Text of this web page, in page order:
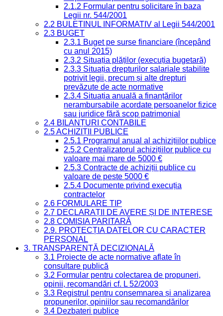
2.1.2 Formular pentru solicitare în baza
Legii nr. 544/2001
2.2 BULETINUL INFORMATIV al Legii 544/2001
2.3 BUGET
2.3.1 Buget pe surse financiare (începând
cu anul 2015)
2.3.2 Situația plăților (execuția bugetară)
2.3.3 Situația drepturilor salariale stabilite
potrivit legii, precum și alte drepturi
prevăzute de acte normative
2.3.4 Situația anuală a finanțărilor
nerambursabile acordate persoanelor fizice
sau juridice fără scop patrimonial
2.4 BILANȚURI CONTABILE
2.5 ACHIZIȚII PUBLICE
2.5.1 Programul anual al achizițiilor publice
2.5.2 Centralizatorul achizițiilor publice cu
valoare mai mare de 5000 €
2.5.3 Contracte de achiziții publice cu
valoare de peste 5000 €
2.5.4 Documente privind execuția
contractelor
2.6 FORMULARE TIP
2.7 DECLARAȚII DE AVERE ȘI DE INTERESE
2.8 COMISIA PARITARĂ
2.9. PROTECȚIA DATELOR CU CARACTER
PERSONAL
3. TRANSPARENȚĂ DECIZIONALĂ
3.1 Proiecte de acte normative aflate în
consultare publică
3.2 Formular pentru colectarea de propuneri,
opinii, recomandări cf. L 52/2003
3.3 Registrul pentru consemnarea și analizarea
propunerilor, opiniilor sau recomandărilor
3.4 Dezbateri publice